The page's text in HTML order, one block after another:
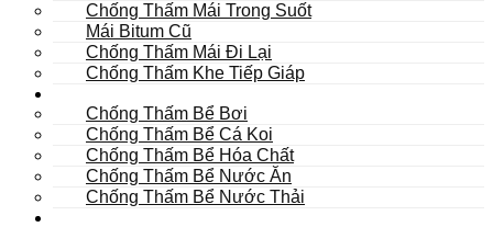
Chống Thấm Mái Trong Suốt
Mái Bitum Cũ
Chống Thấm Mái Đi Lại
Chống Thấm Khe Tiếp Giáp
Chống Thấm Bể Bơi
Chống Thấm Bể Cá Koi
Chống Thấm Bể Hóa Chất
Chống Thấm Bể Nước Ăn
Chống Thấm Bể Nước Thải